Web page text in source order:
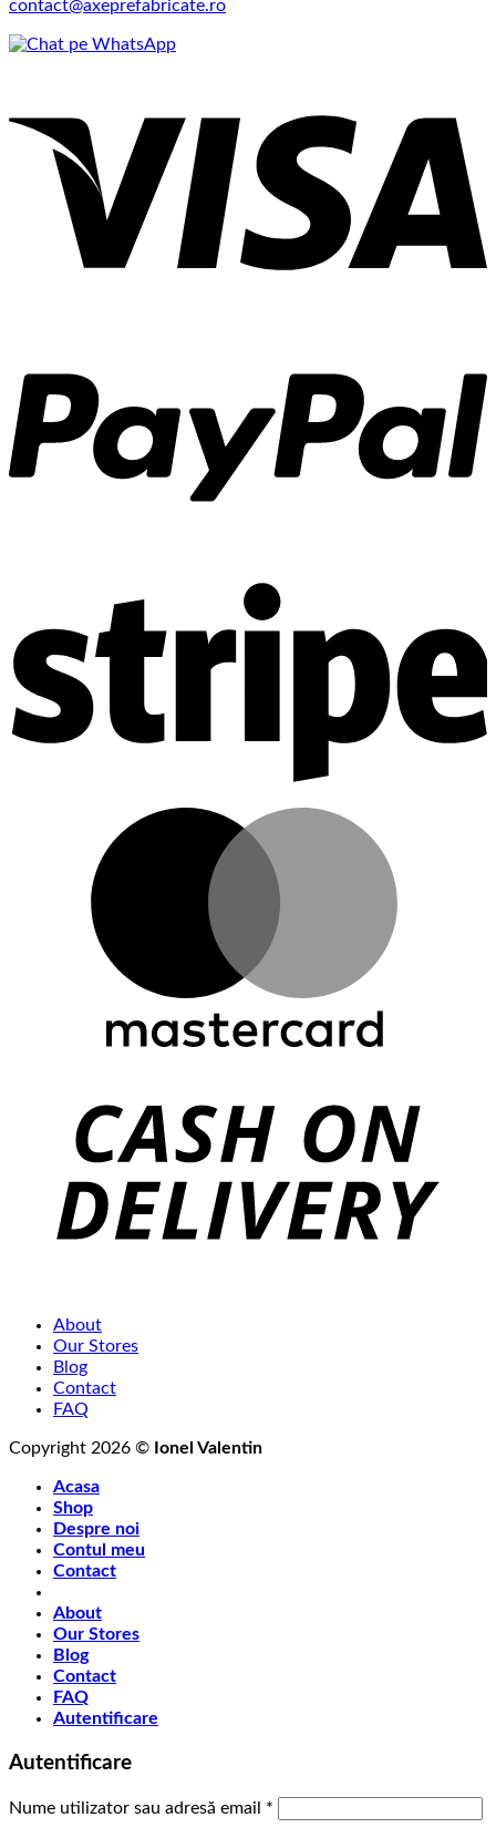
contact@axeprefabricate.ro
About
Our Stores
Blog
Contact
FAQ
Copyright 2026 © Ionel Valentin
Acasa
Shop
Despre noi
Contul meu
Contact
About
Our Stores
Blog
Contact
FAQ
Autentificare
Autentificare
Nume utilizator sau adresă email *